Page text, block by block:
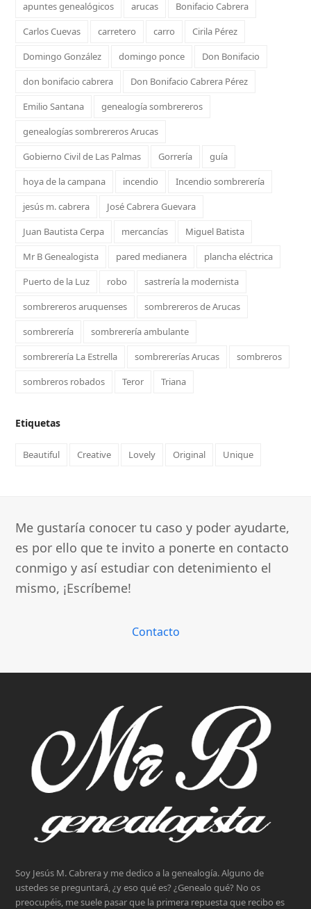
apuntes genealógicos arucas
Bonifacio Cabrera
Carlos Cuevas
carretero carro
Cirila Pérez
Domingo González
domingo ponce
Don Bonifacio
don bonifacio cabrera
Don Bonifacio Cabrera Pérez
Emilio Santana
genealogía sombrereros
genealogías sombrereros Arucas
Gobierno Civil de Las Palmas
Gorrería
guía
hoya de la campana
incendio
Incendio sombrerería
jesús m. cabrera
José Cabrera Guevara
Juan Bautista Cerpa
mercancías
Miguel Batista
Mr B Genealogista
pared medianera
plancha eléctrica
Puerto de la Luz
robo
sastrería la modernista
sombrereros aruquenses
sombrereros de Arucas
sombrerería
sombrerería ambulante
sombrerería La Estrella
sombrererías Arucas
sombreros
sombreros robados
Teror Triana
Etiquetas
Beautiful Creative Lovely Original Unique
Me gustaría conocer tu caso y poder ayudarte,
es por ello que te invito a ponerte en contacto
conmigo y así estudiar con detenimiento el
mismo, ¡Escríbeme!
Contacto
Soy Jesús M. Cabrera y me dedico a la genealogía. Alguno de
ustedes se preguntará, ¿y eso qué es? ¿Genealo qué? No os
preocupéis, me suele pasar que la primera repuesta que recibo es